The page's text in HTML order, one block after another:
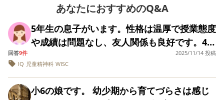
私はこの話を聞いて、とても悲しかったんですが…息子は
気にしてないと。
でも私が根掘り葉掘り聞き出し、スッキリしてる感じで
す。毎回こんなんです。
先月のトラブルでも、息子について…頭では分かってるけ
ど声が出ない…先生にヘルプを出すのも難しい…気にして
年きっていたので、
正直戸惑ったんです
が、なんらかの支援
が必要ならと思った
ので、11月に支援セ
ンターへ行き臨床心
た。 結果は、得意な
部分は、図形の把握
や数の認識。 不得手
配慮など求めませ
が、一体何のため
支援級に在籍させ
いるのかわからな
なりました。 担任
は何度が話をして
す。 校長など上の
生方と話をするべ
でしょうか？
ラスメイトではなくお客さんなんです。 なので本来役を
やるべき子が戻ってきたのであればお客さんに負荷をかけ
ることはしない。 いわゆる子供たちが配慮をした結果逆
差別になっている可能性はあるかと思います。 嫌がらせ
で役を与えなかったというよりは、お子さんがどこまでな
ら出来てどこから出来ないのか、任せて失敗した時に連帯
責任にされてしまうのではないか、こういうところを気に
され外されたかと思います。 発表練習もあるのであれば
provident est. Quia vero sit. Commodi eaque ut.
Tempore sit mollitia. Eligendi sequi doloremque.
Quisquam quaerat officia.
あなたにおすすめのQ&A
5年生の息子がいます。性格は温厚で授業態度
や成績は問題なし、友人関係も良好です。4年
の終わり頃一時期抜毛症になり(今は治まって
います)その時に児童精神科を受診しWISCを
行ったところIQが低く境界知能のレベルでし
回答9件
2025/11/14 投稿
IQ 児童精神科 WISC
小6の娘です。 幼少期から育てづらさは感じ